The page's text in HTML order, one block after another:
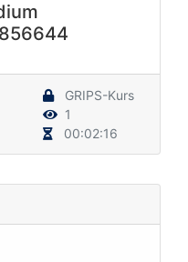
GRIPS-Kurs
1
00:02:16